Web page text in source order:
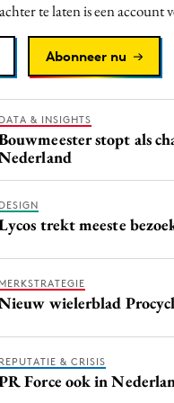
te laten is een account
Abonneer nu
DATA & INSIGHTS
stopt als
DESIGN
trekt meeste
MERKSTRATEGIE
wielerblad
REPUTATIE & CRISIS
Force ook in